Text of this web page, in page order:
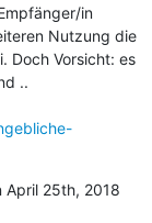
in
Nutzung die
Doch Vorsicht: es
..
April 25th, 2018